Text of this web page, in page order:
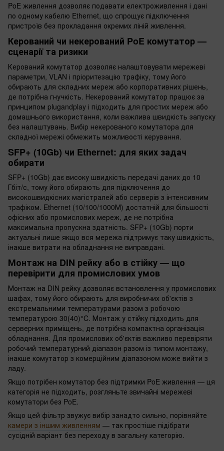
PoE живлення дозволяє подавати електроживлення і дані
по одному кабелю Ethernet, що спрощує підключення
пристроїв без прокладання окремих ліній живлення.
Керований чи некерований PoE комутатор —
сценарії та ризики
Керований комутатор дозволяє налаштовувати мережеві
параметри, VLAN і пріоритезацію трафіку, тому його
обирають для складних мереж або корпоративних рішень,
де потрібна гнучкість. Некерований комутатор працює за
принципом plugandplay і підходить для простих мереж або
домашнього використання, коли важлива швидкість запуску
без налаштувань. Вибір некерованого комутатора для
складної мережі обмежить можливості керування.
SFP+ (10Gb) чи Ethernet: для яких задач
обирати
SFP+ (10Gb) дає високу швидкість передачі даних до 10
Гбіт/с, тому його обирають для підключення до
високошвидкісних магістралей або серверів з інтенсивним
трафіком. Ethernet (10/100/1000М) достатній для більшості
офісних або промислових мереж, де не потрібна
максимальна пропускна здатність. SFP+ (10Gb) порти
актуальні лише якщо вся мережа підтримує таку швидкість,
інакше витрати на обладнання не виправдані.
Монтаж на DIN рейку або в стійку — що
перевірити для промислових умов
Монтаж на DIN рейку дозволяє встановлення у промислових
шафах, тому його обирають для виробничих об'єктів з
екстремальними температурами разом з робочою
температурою 30(40)°C. Монтаж у стійку підходить для
серверних приміщень, де потрібна компактна організація
обладнання. Для промислових об'єктів важливо перевіряти
робочий температурний діапазон разом із типом монтажу,
інакше комутатор з комерційним діапазоном може вийти з
ладу.
Якщо потрібен комутатор без підтримки PoE живлення — ця
категорія не підходить, розгляньте звичайні мережеві
комутатори без PoE.
Якщо цей фільтр звужує вибір занадто сильно, порівняйте
камери з іншим живленням — так простіше підібрати
сусідній варіант без переходу в загальну категорію.